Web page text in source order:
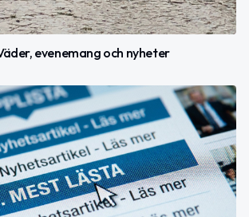
evenemang och nyheter